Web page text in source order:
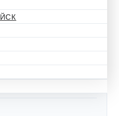
Подтвердили: 0 | Опровергли: 0
👎 ЭТО ФЕЙК